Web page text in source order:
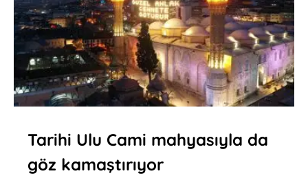
Tarihi Ulu Cami mahyasıyla da
göz kamaştırıyor